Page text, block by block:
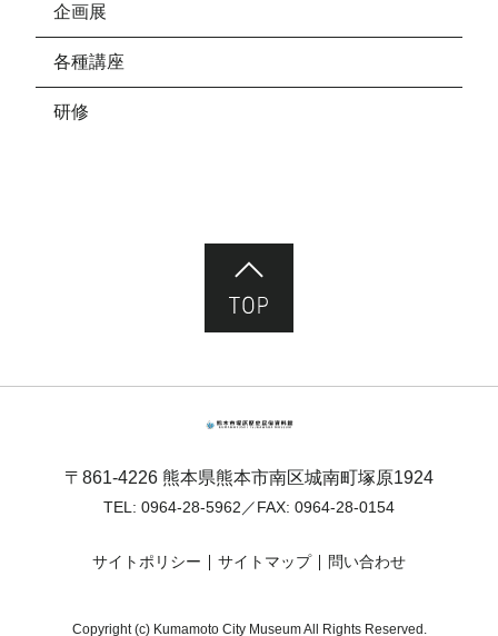
企画展
各種講座
研修
〒861-4226 熊本県熊本市南区城南町塚原1924
TEL: 0964-28-5962 ／FAX: 0964-28-0154
サイトポリシー サイトマップ 問い合わせ
Copyright (c) Kumamoto City Museum All Rights Reserved.